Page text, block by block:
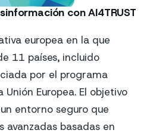
con AI4TRUST
europea en la que
11 países, incluido
por el programa
Unión Europea. El objetivo
entorno seguro que
avanzadas basadas en